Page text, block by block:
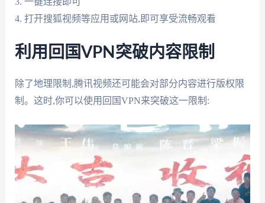
4. 打开搜狐视频等应用或网站,即可享受流畅观看
利用回国VPN突破内容限制
除了地理限制,腾讯视频还可能会对部分内容进行版权限
制。这时,你可以使用回国VPN来突破这一限制: